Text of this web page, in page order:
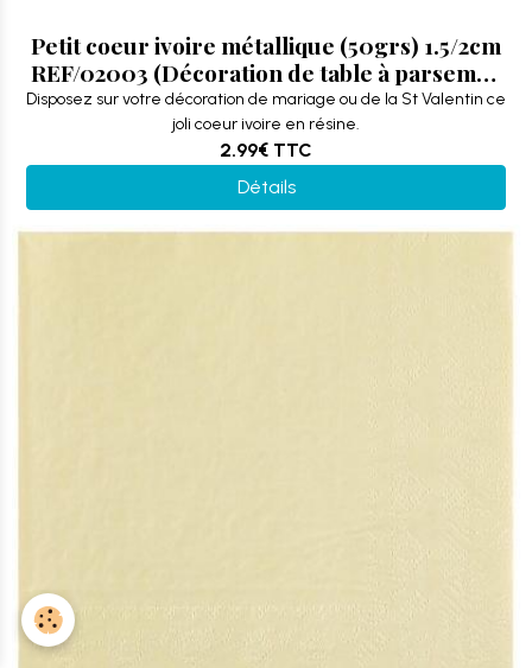
Petit coeur ivoire métallique (50grs) 1.5/2cm
REF/02003 (Décoration de table à parsemer
mariage)
Disposez sur votre décoration de mariage ou de la St Valentin ce
joli coeur ivoire en résine.
2.99€ TTC
Détails